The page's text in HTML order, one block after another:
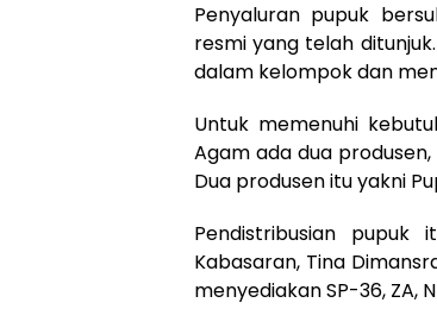
Penyaluran pupuk
resmi yang telah
dalam kelompok dan
Untuk memenuhi
Agam ada dua
Dua produsen itu yakni
Pendistribusian
Kabasaran, Tina
menyediakan SP-36, ZA,